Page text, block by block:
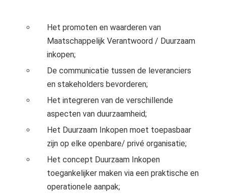
Het promoten en waarderen van
Maatschappelijk Verantwoord / Duurzaam
inkopen;
De communicatie tussen de leveranciers
en stakeholders bevorderen;
Het integreren van de verschillende
aspecten van duurzaamheid;
Het Duurzaam Inkopen moet toepasbaar
zijn op elke openbare/ privé organisatie;
Het concept Duurzaam Inkopen
toegankelijker maken via een praktische en
operationele aanpak;